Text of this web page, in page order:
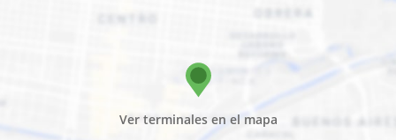
Ver terminales en el mapa